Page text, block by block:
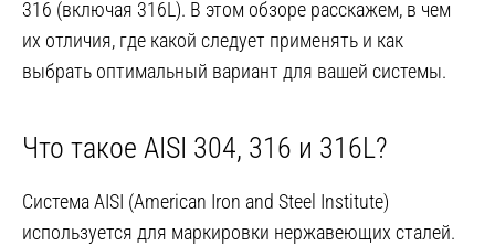
316 (включая 316L). В этом обзоре расскажем, в чем
их отличия, где какой следует применять и как
выбрать оптимальный вариант для вашей системы.
Что такое AISI 304, 316 и 316L?
Система AISI (American Iron and Steel Institute)
используется для маркировки нержавеющих сталей.